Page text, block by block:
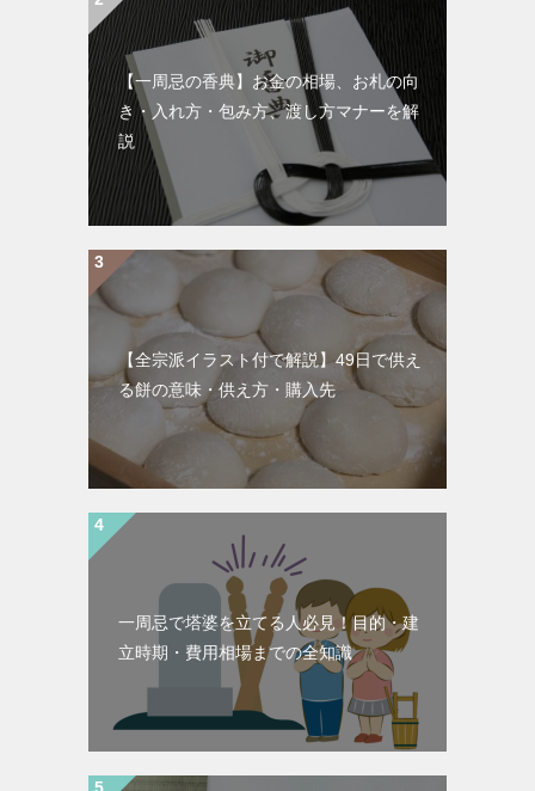
【一周忌の香典】お金の相場、お札の向
き・入れ方・包み方、渡し方マナーを解
説
【全宗派イラスト付で解説】49日で供え
る餅の意味・供え方・購入先
一周忌で塔婆を立てる人必見！目的・建
立時期・費用相場までの全知識